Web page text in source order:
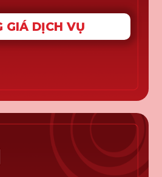
GIÁ DỊCH VỤ